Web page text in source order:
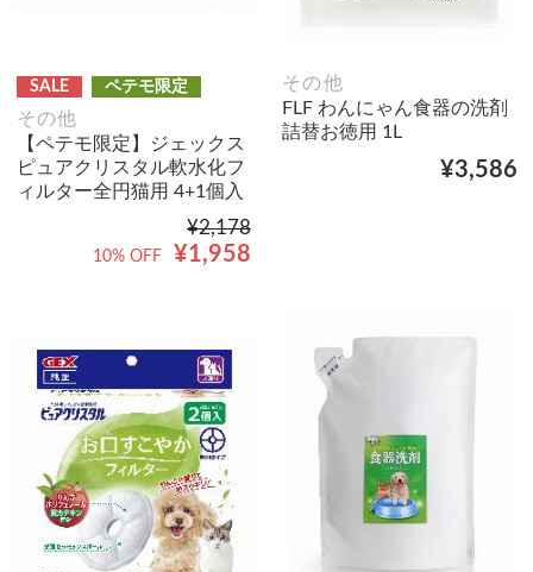
SALE ペテモ限定
その他
【ペテモ限定】ジェックス
ピュアクリスタル軟水化フ
ィルター全円猫用 4+1個入
¥2,178
¥1,958
10% OFF
その他
FLF わんにゃん食器の洗剤
詰替お徳用 1L
¥3,586